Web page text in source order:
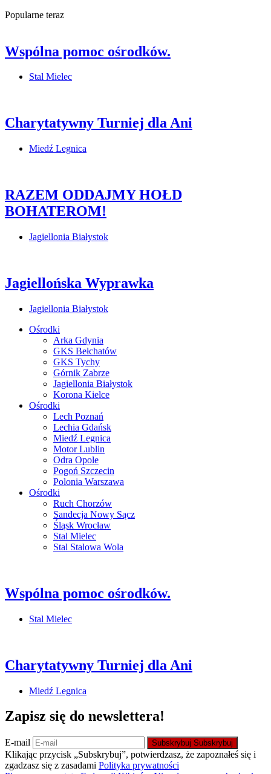
Popularne teraz
Wspólna pomoc ośrodków.
Stal Mielec
Charytatywny Turniej dla Ani
Miedź Legnica
RAZEM ODDAJMY HOŁD
BOHATEROM!
Jagiellonia Białystok
Jagiellońska Wyprawka
Jagiellonia Białystok
Ośrodki
Arka Gdynia
GKS Bełchatów
GKS Tychy
Górnik Zabrze
Jagiellonia Białystok
Korona Kielce
Ośrodki
Lech Poznań
Lechia Gdańsk
Miedź Legnica
Motor Lublin
Odra Opole
Pogoń Szczecin
Polonia Warszawa
Ośrodki
Ruch Chorzów
Sandecja Nowy Sącz
Śląsk Wrocław
Stal Mielec
Stal Stalowa Wola
Wspólna pomoc ośrodków.
Stal Mielec
Charytatywny Turniej dla Ani
Miedź Legnica
Zapisz się do newslettera!
E-mail Subskrybuj Subskrybuj
Klikając przycisk „Subskrybuj”, potwierdzasz, że zapoznałeś się i
zgadzasz się z zasadami Polityka prywatności